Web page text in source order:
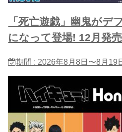
「死亡遊戯」幽鬼がデ
になって登場! 12月発売
期間 : 2026年8月8日〜8月19